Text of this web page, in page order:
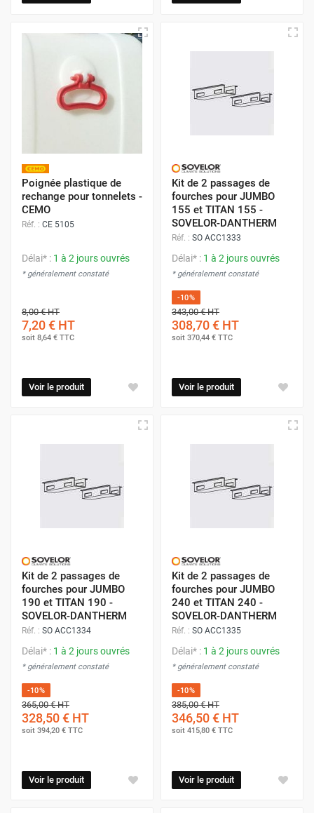
Poignée plastique de
rechange pour tonnelets -
CEMO
Réf. : CE 5105
Délai* : 1 à 2 jours ouvrés
* généralement constaté
8,00 €HT
7,20 € HT
soit 8,64 € TTC
Voir le produit
Kit de 2 passages de
fourches pour JUMBO
155 et TITAN 155 -
SOVELOR-DANTHERM
Réf. : SO ACC1333
Délai* : 1 à 2 jours ouvrés
* généralement constaté
-10%
343,00 €HT
308,70 € HT
soit 370,44 € TTC
Voir le produit
Kit de 2 passages de
fourches pour JUMBO
190 et TITAN 190 -
SOVELOR-DANTHERM
Réf. : SO ACC1334
Délai* : 1 à 2 jours ouvrés
* généralement constaté
-10%
365,00 €HT
328,50 € HT
soit 394,20 € TTC
Voir le produit
Kit de 2 passages de
fourches pour JUMBO
240 et TITAN 240 -
SOVELOR-DANTHERM
Réf. : SO ACC1335
Délai* : 1 à 2 jours ouvrés
* généralement constaté
-10%
385,00 €HT
346,50 € HT
soit 415,80 € TTC
Voir le produit